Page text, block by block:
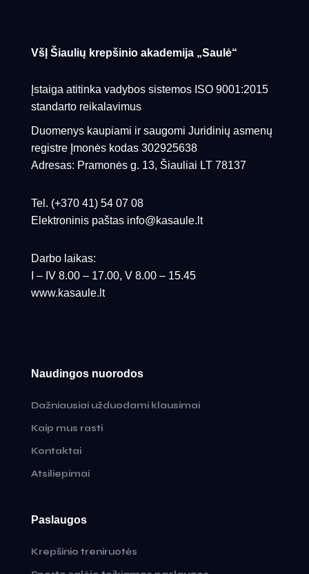
VšĮ Šiaulių krepšinio akademija „Saulė“
Įstaiga atitinka vadybos sistemos ISO 9001:2015
standarto reikalavimus
Duomenys kaupiami ir saugomi Juridinių asmenų
registre Įmonės kodas 302925638
Adresas: Pramonės g. 13, Šiauliai LT 78137
Tel. (+370 41) 54 07 08
Elektroninis paštas info@kasaule.lt
Darbo laikas:
I – IV 8.00 – 17.00, V 8.00 – 15.45
www.kasaule.lt
Naudingos nuorodos
Dažniausiai užduodami klausimai
Kaip mus rasti
Kontaktai
Atsiliepimai
Paslaugos
Krepšinio treniruotės